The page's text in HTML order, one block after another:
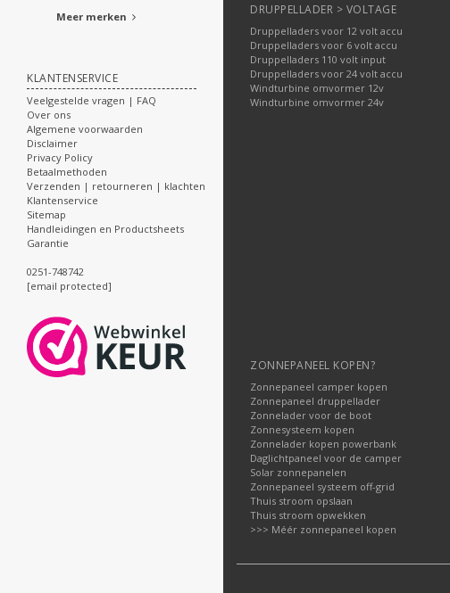
Meer merken
KLANTENSERVICE
Veelgestelde vragen | FAQ
Over ons
Algemene voorwaarden
Disclaimer
Privacy Policy
Betaalmethoden
Verzenden | retourneren | klachten
Klantenservice
Sitemap
Handleidingen en Productsheets
Garantie
0251-748742
[email protected]
DRUPPELLADER > VOLTAGE
Druppelladers voor 12 volt accu
Druppelladers voor 6 volt accu
Druppelladers 110 volt input
Druppelladers voor 24 volt accu
Windturbine omvormer 12v
Windturbine omvormer 24v
ZONNEPANEEL KOPEN?
Zonnepaneel camper kopen
Zonnepaneel druppellader
Zonnelader voor de boot
Zonnesysteem kopen
Zonnelader kopen powerbank
Daglichtpaneel voor de camper
Solar zonnepanelen
Zonnepaneel systeem off-grid
Thuis stroom opslaan
Thuis stroom opwekken
>>> Méér zonnepaneel kopen